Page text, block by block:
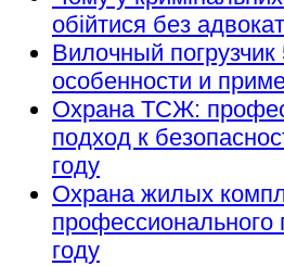
обійтися без
Вилочный погрузчик
особенности и
Охрана ТСЖ:
подход к
году
Охрана жилых
профессионального
году